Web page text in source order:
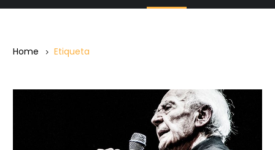
Home Etiqueta